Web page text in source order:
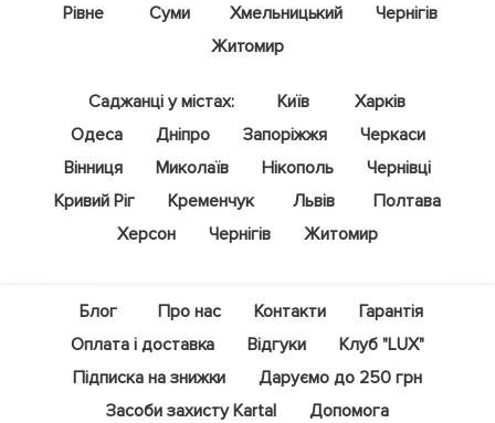
Рівне
Суми Хмельницький
Чернігів
Житомир
Саджанці у містах: Київ
Харків
Одеса
Дніпро Запоріжжя
Черкаси
Вінниця
Миколаїв Нікополь
Чернівці
Кривий Ріг
Кременчук Львів
Полтава
Херсон
Чернігів Житомир
Блог Про нас Контакти
Гарантія
Оплата і доставка
Відгуки
Клуб "LUX"
Підписка на знижки
Даруємо до 250 грн
Засоби захисту Kartal
Допомога